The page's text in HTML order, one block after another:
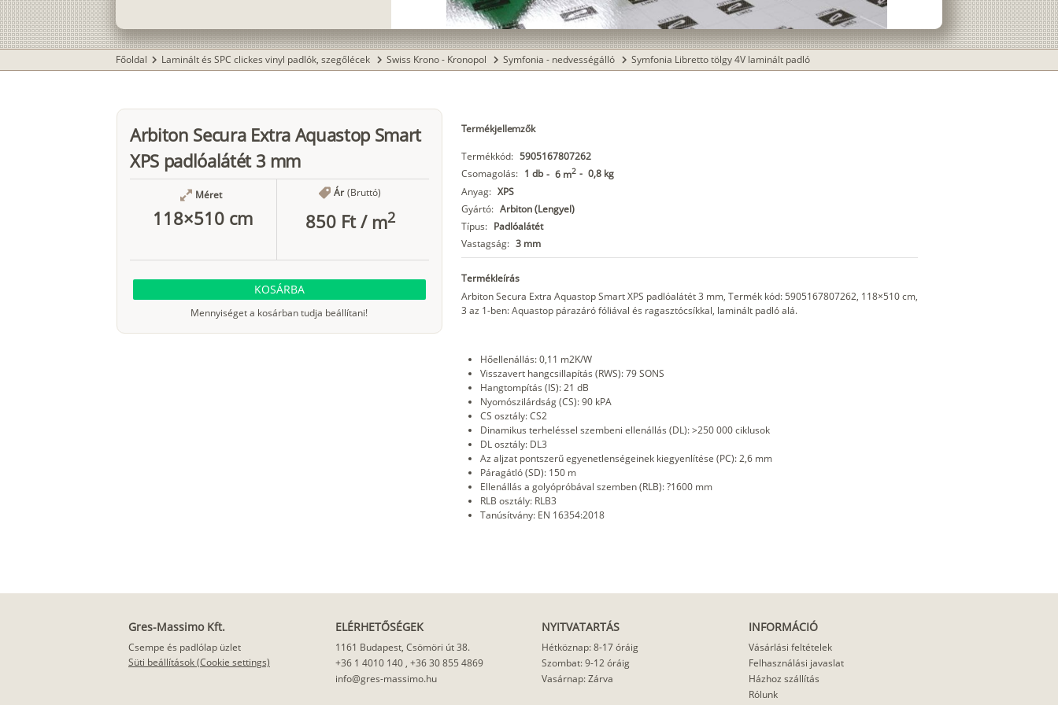
Főoldal chevron_right Laminált és SPC clickes vinyl padlók, szegőlécek chevron_right Swiss Krono - Kronopol chevron_right Symfonia - nedvességálló chevron_right Symfonia Libretto tölgy 4V laminált padló
Arbiton Secura Extra Aquastop Smart
XPS padlóalátét 3 mm
Méret
118×510 cm
Ár (Bruttó)
850 Ft/ m2
KOSÁRBA
Mennyiséget a kosárban tudja beállítani!
Termékjellemzők
Termékkód: 5905167807262
Csomagolás: 1 db - 6 m2 - 0,8 kg
Anyag: XPS
Gyártó: Arbiton (Lengyel)
Típus: Padlóalátét
Vastagság: 3 mm
Termékleírás
Arbiton Secura Extra Aquastop Smart XPS padlóalátét 3 mm, Termék kód: 5905167807262, 118×510 cm,
3 az 1-ben: Aquastop párazáró fóliával és ragasztócsíkkal, laminált padló alá.
Hőellenállás: 0,11 m2K/W
Visszavert hangcsillapítás (RWS): 79 SONS
Hangtompítás (IS): 21 dB
Nyomószilárdság (CS): 90 kPA
CS osztály: CS2
Dinamikus terheléssel szembeni ellenállás (DL): >250 000 ciklusok
DL osztály: DL3
Az aljzat pontszerű egyenetlenségeinek kiegyenlítése (PC): 2,6 mm
Páragátló (SD): 150 m
Ellenállás a golyópróbával szemben (RLB): ?1600 mm
RLB osztály: RLB3
Tanúsítvány: EN 16354:2018
Gres-Massimo Kft.
Csempe és padlólap üzlet
Süti beállítások (Cookie settings)
ELÉRHETŐSÉGEK
1161 Budapest, Csömöri út 38.
+36 1 4010 140, +36 30 855 4869
info@gres-massimo.hu
NYITVATARTÁS
Hétköznap: 8-17 óráig
Szombat: 9-12 óráig
Vasárnap: Zárva
INFORMÁCIÓ
Vásárlási feltételek
Felhasználási javaslat
Házhoz szállítás
Rólunk